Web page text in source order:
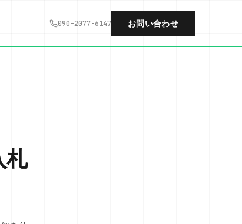
090-2077-6147 お問い合わせ
札